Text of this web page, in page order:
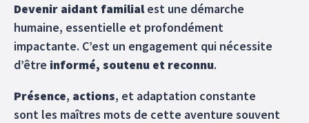
Devenir aidant familialest une démarche
humaine, essentielle et profondément
impactante. C’est un engagement qui nécessite
d’être informé, soutenu et reconnu.
Présence, actions, et adaptation constante
sont les maîtres mots de cette aventure souvent